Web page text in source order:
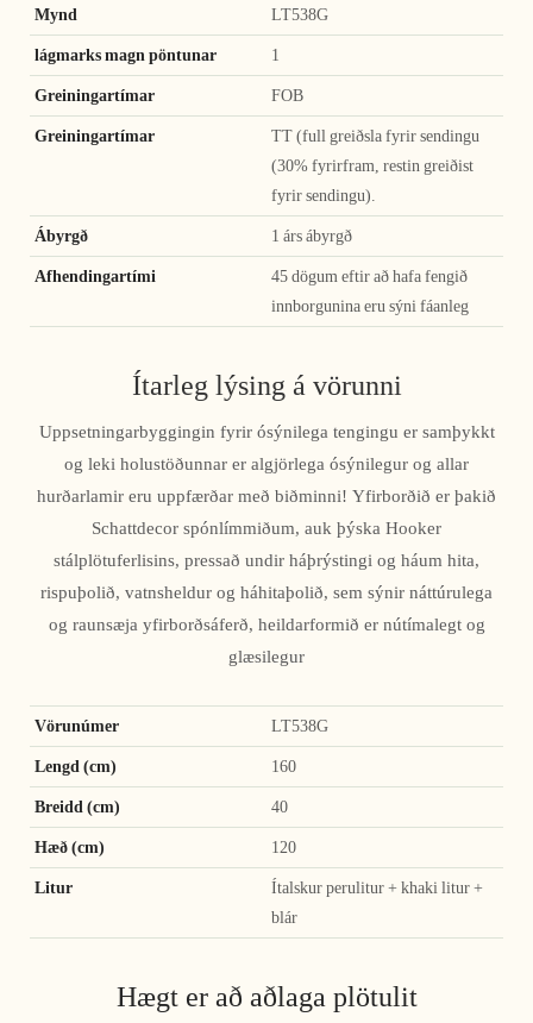
Mynd LT538G
lágmarks magn pöntunar 1
Greiningartímar FOB
Greiningartímar
TT (full greiðsla fyrir sendingu
(30% fyrirfram, restin greiðist
fyrir sendingu).
Ábyrgð 1 árs ábyrgð
Afhendingartími
45 dögum eftir að hafa fengið
innborgunina eru sýni fáanleg
Ítarleg lýsing á vörunni
Uppsetningarbyggingin fyrir ósýnilega tengingu er samþykkt
og leki holustöðunnar er algjörlega ósýnilegur og allar
hurðarlamir eru uppfærðar með biðminni! Yfirborðið er þakið
Schattdecor spónlímmiðum, auk þýska Hooker
stálplötuferlisins, pressað undir háþrýstingi og háum hita,
rispuþolið, vatnsheldur og háhitaþolið, sem sýnir náttúrulega
og raunsæja yfirborðsáferð, heildarformið er nútímalegt og
glæsilegur
Vörunúmer LT538G
Lengd (cm) 160
Breidd (cm) 40
Hæð (cm) 120
Litur
Ítalskur perulitur + khaki litur +
blár
Hægt er að aðlaga plötulit